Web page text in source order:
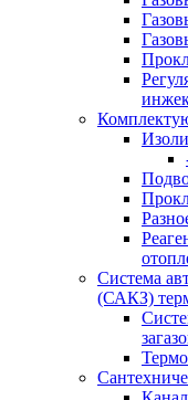
Система
(САКЗ)